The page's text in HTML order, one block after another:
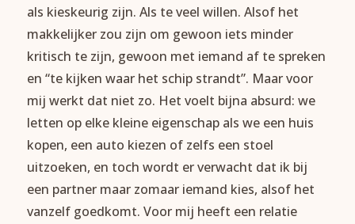
als kieskeurig zijn. Als te veel willen. Alsof het
makkelijker zou zijn om gewoon iets minder
kritisch te zijn, gewoon met iemand af te spreken
en “te kijken waar het schip strandt”. Maar voor
mij werkt dat niet zo. Het voelt bijna absurd: we
letten op elke kleine eigenschap als we een huis
kopen, een auto kiezen of zelfs een stoel
uitzoeken, en toch wordt er verwacht dat ik bij
een partner maar zomaar iemand kies, alsof het
vanzelf goedkomt. Voor mij heeft een relatie